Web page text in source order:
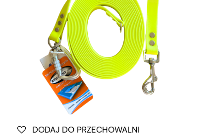
DODAJ DO PRZECHOWALNI